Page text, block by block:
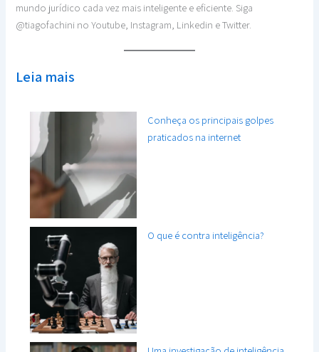
mundo jurídico cada vez mais inteligente e eficiente. Siga
@tiagofachini no Youtube, Instagram, Linkedin e Twitter.
Leia mais
Conheça os principais golpes
praticados na internet
O que é contra inteligência?